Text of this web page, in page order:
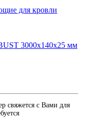
для кровли
свяжется с Вами для